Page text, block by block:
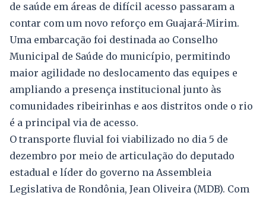
de saúde em áreas de difícil acesso passaram a
contar com um novo reforço em Guajará-Mirim.
Uma embarcação foi destinada ao Conselho
Municipal de Saúde do município, permitindo
maior agilidade no deslocamento das equipes e
ampliando a presença institucional junto às
comunidades ribeirinhas e aos distritos onde o rio
é a principal via de acesso.
O transporte fluvial foi viabilizado no dia 5 de
dezembro por meio de articulação do deputado
estadual e líder do governo na Assembleia
Legislativa de Rondônia, Jean Oliveira (MDB). Com